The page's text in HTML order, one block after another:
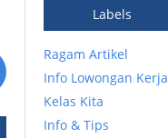
Labels
Ragam Artikel
Info Lowongan Kerja
Kelas Kita
Info & Tips